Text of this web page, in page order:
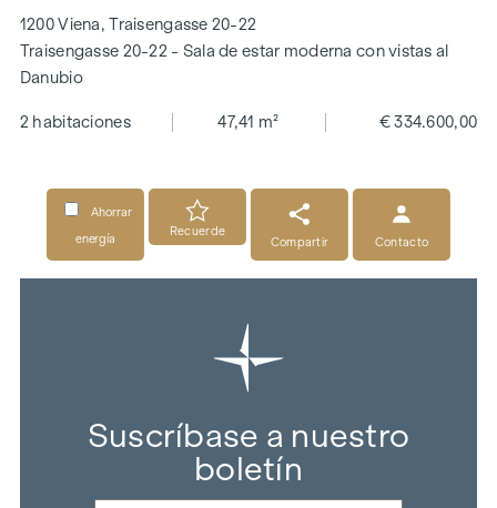
1200 Viena, Traisengasse 20-22
Traisengasse 20-22 - Sala de estar moderna con vistas al
Danubio
2 habitaciones 47,41 m² € 334.600,00
Ahorrar
energía
Recuerde
Compartir
Contacto
Suscríbase a nuestro
boletín